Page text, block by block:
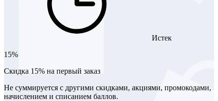
Истек
15%
Скидка 15% на первый заказ
Не суммируется с другими скидками, акциями, промокодами,
начислением и списанием баллов.